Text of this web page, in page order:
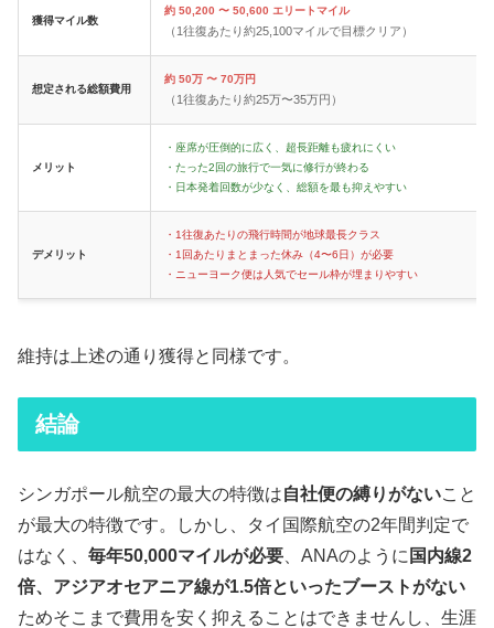
獲得マイル数
約 50,200 〜 50,600 エリートマイル
（1往復あたり約25,100マイルで目標クリア）
想定される総額費用
約 50万 〜 70万円
（1往復あたり約25万〜35万円）
メリット
・座席が圧倒的に広く、超長距離も疲れにくい
・たった2回の旅行で一気に修行が終わる
・日本発着回数が少なく、総額を最も抑えやすい
デメリット
・1往復あたりの飛行時間が地球最長クラス
・1回あたりまとまった休み（4〜6日）が必要
・ニューヨーク便は人気でセール枠が埋まりやすい
維持は上述の通り獲得と同様です。
結論
シンガポール航空の最大の特徴は自社便の縛りがないこと
が最大の特徴です。しかし、タイ国際航空の2年間判定で
はなく、 毎年50,000マイルが必要 、ANAのように 国内線2
倍、アジアオセアニア線が1.5倍といったブーストがない
ためそこまで費用を安く抑えることはできませんし、生涯